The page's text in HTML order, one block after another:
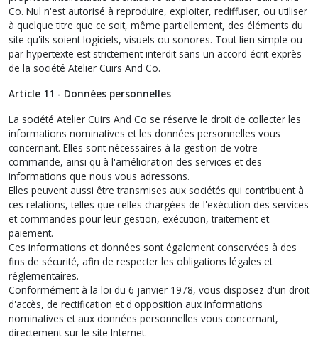
Co. Nul n'est autorisé à reproduire, exploiter, rediffuser, ou utiliser
à quelque titre que ce soit, même partiellement, des éléments du
site qu'ils soient logiciels, visuels ou sonores. Tout lien simple ou
par hypertexte est strictement interdit sans un accord écrit exprès
de la société Atelier Cuirs And Co.
Article 11 - Données personnelles
La société Atelier Cuirs And Co se réserve le droit de collecter les
informations nominatives et les données personnelles vous
concernant. Elles sont nécessaires à la gestion de votre
commande, ainsi qu'à l'amélioration des services et des
informations que nous vous adressons.
Elles peuvent aussi être transmises aux sociétés qui contribuent à
ces relations, telles que celles chargées de l'exécution des services
et commandes pour leur gestion, exécution, traitement et
paiement.
Ces informations et données sont également conservées à des
fins de sécurité, afin de respecter les obligations légales et
réglementaires.
Conformément à la loi du 6 janvier 1978, vous disposez d'un droit
d'accès, de rectification et d'opposition aux informations
nominatives et aux données personnelles vous concernant,
directement sur le site Internet.